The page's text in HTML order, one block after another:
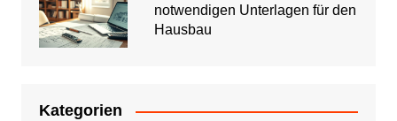
notwendigen Unterlagen für den
Hausbau
Kategorien